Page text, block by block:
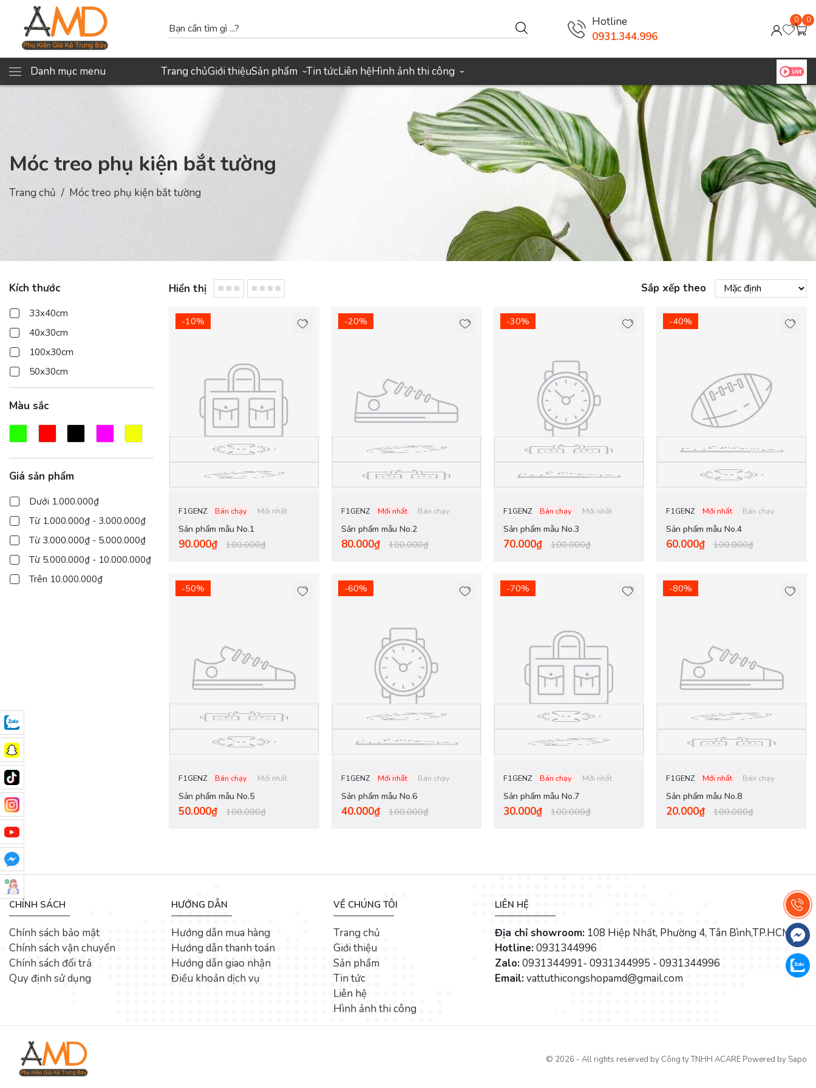
Hotline
0931.344.996
0 0
Danh mục menu Trang chủGiới thiệuSản phẩm ›Tin tứcLiên hệHình ảnh thi công ›
Móc treo phụ kiện bắt tường
Trang chủ Móc treo phụ kiện bắt tường
Kích thước
33x40cm
40x30cm
100x30cm
50x30cm
Màu sắc
Giá sản phẩm
Dưới 1.000.000₫
Từ 1.000.000₫ - 3.000.000₫
Từ 3.000.000₫ - 5.000.000₫
Từ 5.000.000₫ - 10.000.000₫
Trên 10.000.000₫
Hiển thị Sắp xếp theo
-10%
F1GENZ Bán chạy Mới nhất
Sản phẩm mẫu No.1
90.000₫ 100.000₫
-20%
F1GENZ Mới nhất Bán chạy
Sản phẩm mẫu No.2
80.000₫ 100.000₫
-30%
F1GENZ Bán chạy Mới nhất
Sản phẩm mẫu No.3
70.000₫ 100.000₫
-40%
F1GENZ Mới nhất Bán chạy
Sản phẩm mẫu No.4
60.000₫ 100.000₫
-50%
F1GENZ Bán chạy Mới nhất
Sản phẩm mẫu No.5
50.000₫ 100.000₫
-60%
F1GENZ Mới nhất Bán chạy
Sản phẩm mẫu No.6
40.000₫ 100.000₫
-70%
F1GENZ Bán chạy Mới nhất
Sản phẩm mẫu No.7
30.000₫ 100.000₫
-80%
F1GENZ Mới nhất Bán chạy
Sản phẩm mẫu No.8
20.000₫ 100.000₫
CHÍNH SÁCH
Chính sách bảo mật
Chính sách vận chuyển
Chính sách đổi trả
Quy định sử dụng
HƯỚNG DẪN
Hướng dẫn mua hàng
Hướng dẫn thanh toán
Hướng dẫn giao nhận
Điều khoản dịch vụ
VỀ CHÚNG TÔI
Trang chủ
Giới thiệu
Sản phẩm
Tin tức
Liên hệ
Hình ảnh thi công
LIÊN HỆ
Địa chỉ showroom: 108 Hiệp Nhất, Phường 4, Tân Bình,TP.HCM
Hotline:0931344996
Zalo:0931344991- 0931344995 - 0931344996
Email:vattuthicongshopamd@gmail.com
© 2026 - All rights reserved by Công ty TNHH ACARE Powered by Sapo